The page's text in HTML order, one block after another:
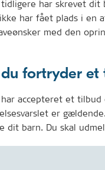
tidligere har skrevet
har fået plads i en
med den
fortryder
har accepteret et
er
dit barn. Du skal